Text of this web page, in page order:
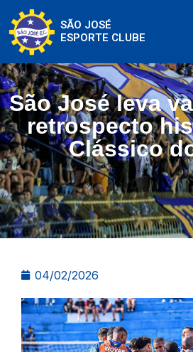
SÃO JOSÉ
ESPORTE CLUBE
São José leva
retrospecto
Clássico
04/02/2026